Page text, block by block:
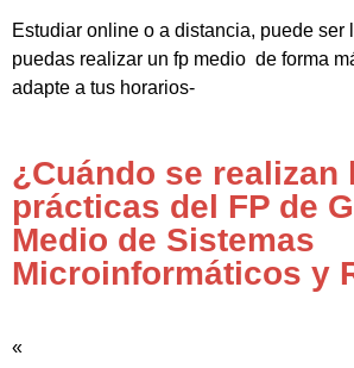
Estudiar online o a distancia, puede ser
puedas realizar un fp medio de forma
adapte a tus horarios-
¿Cuándo se realizan
prácticas del FP de
Medio de Sistemas
Microinformáticos y
«